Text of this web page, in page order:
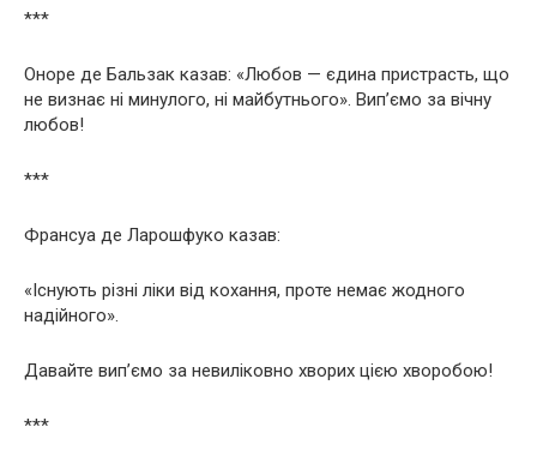
***
Оноре де Бальзак казав: «Любов — єдина пристрасть, що
не визнає ні минулого, ні майбутнього». Вип’ємо за вічну
любов!
***
Франсуа де Ларошфуко казав:
«Існують різні ліки від кохання, проте немає жодного
надійного».
Давайте вип’ємо за невиліковно хворих цією хворобою!
***